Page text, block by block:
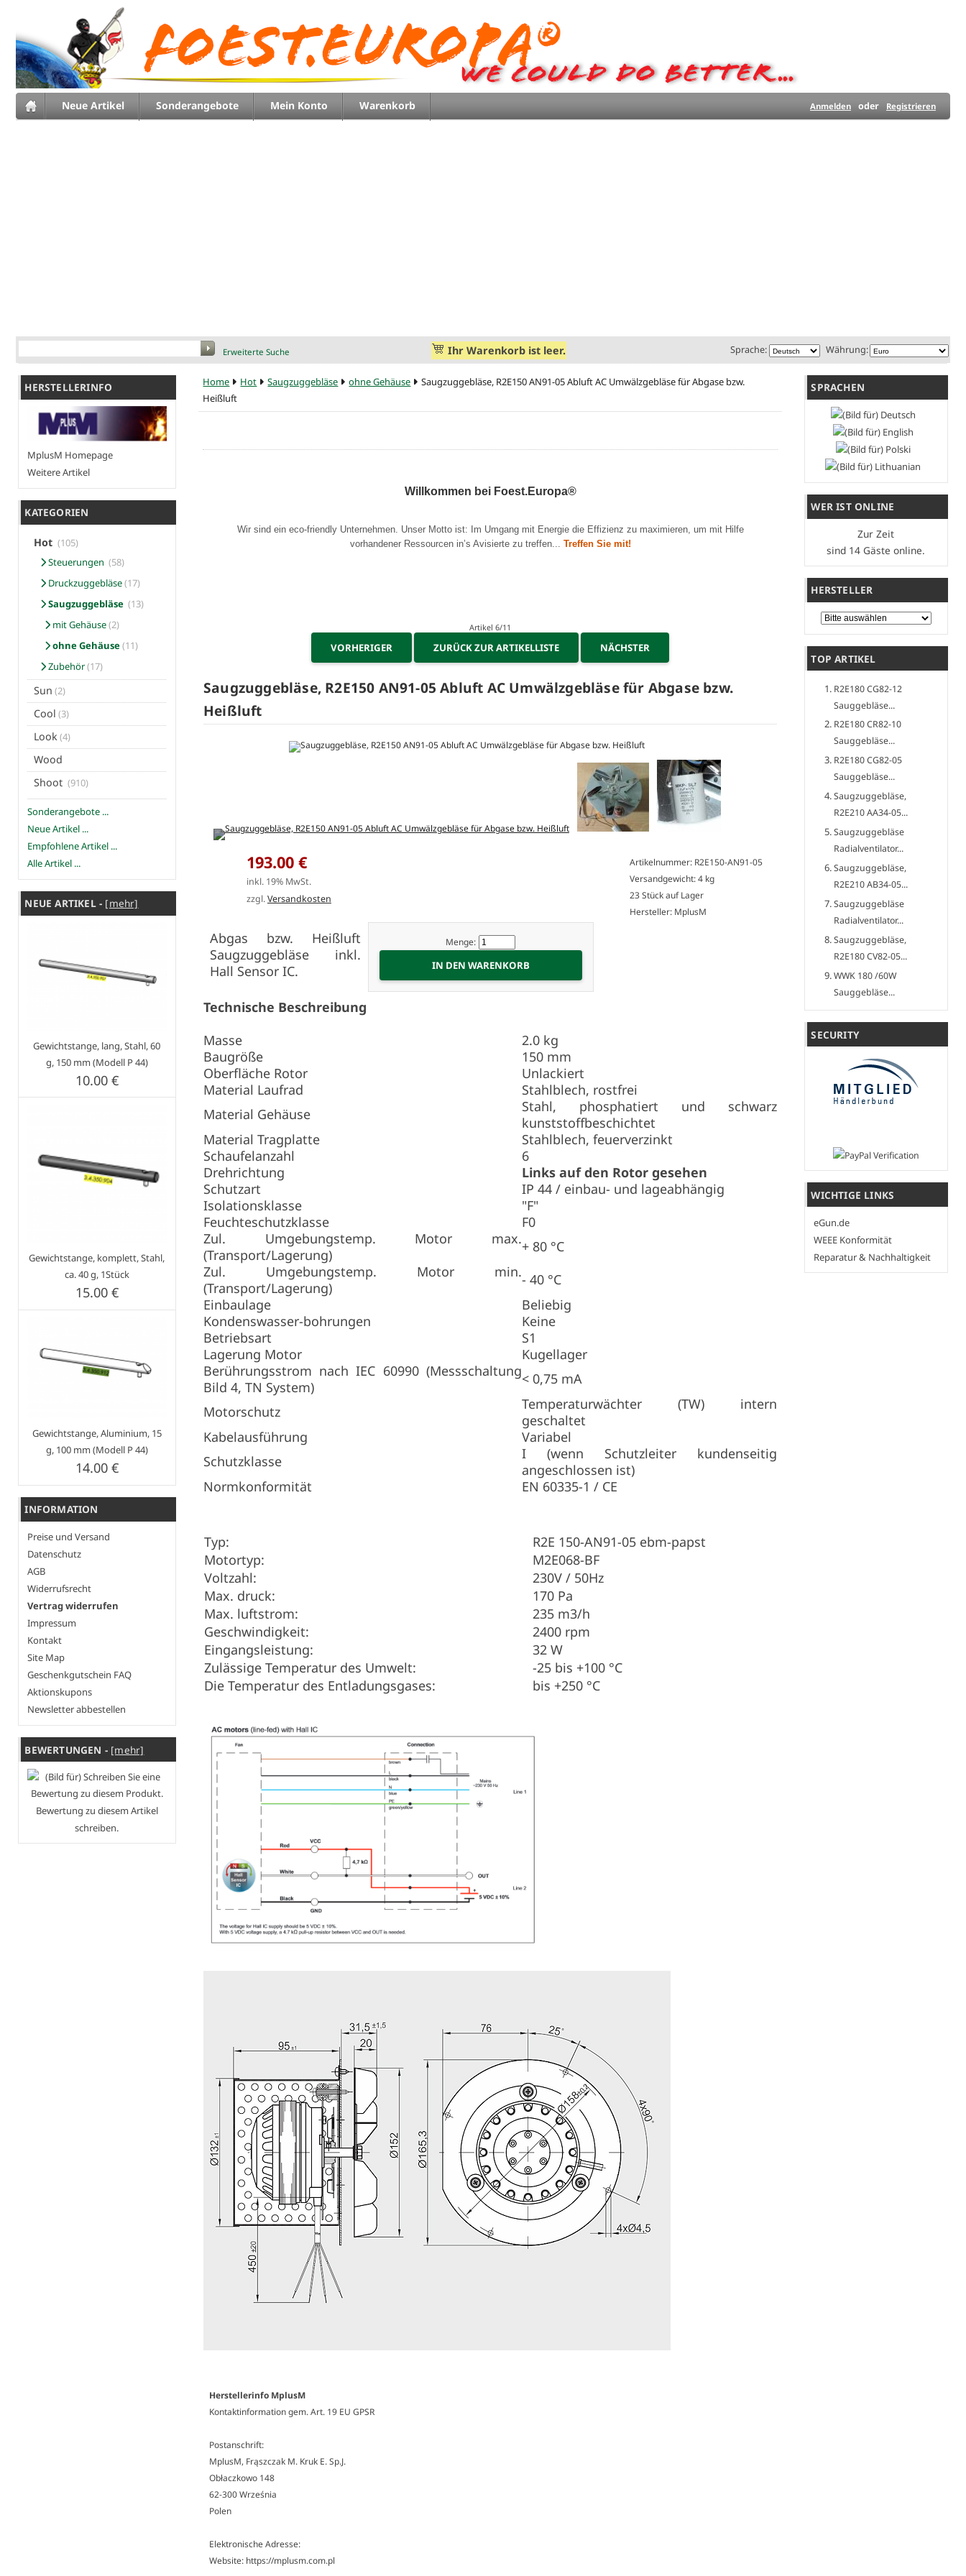
Neue Artikel Sonderangebote Mein Konto Warenkorb Anmelden oder Registrieren
Erweiterte Suche Ihr Warenkorb ist leer. Währung:
Sprache:
HERSTELLERINFO
MplusM Homepage
Weitere Artikel
KATEGORIEN
Hot (105)
Steuerungen (58)
Druckzuggebläse(17)
Saugzuggebläse (13)
mit Gehäuse(2)
ohne Gehäuse(11)
Zubehör(17)
Sun (2)
Cool (3)
Look(4)
Wood
Shoot (910)
Sonderangebote ...
Neue Artikel ...
Empfohlene Artikel ...
Alle Artikel ...
NEUE ARTIKEL - [mehr]
Gewichtstange, lang, Stahl, 60
g, 150 mm (Modell P 44)
10.00 €
Gewichtstange, komplett, Stahl,
ca. 40 g, 1Stück
15.00 €
Gewichtstange, Aluminium, 15
g, 100 mm (Modell P 44)
14.00 €
INFORMATION
Preise und Versand
Datenschutz
AGB
Widerrufsrecht
Vertrag widerrufen
Impressum
Kontakt
Site Map
Geschenkgutschein FAQ
Aktionskupons
Newsletter abbestellen
BEWERTUNGEN - [mehr]
Bewertung zu diesem Artikel
schreiben.
Home Hot Saugzuggebläse ohne Gehäuse Saugzuggebläse, R2E150 AN91-05 Abluft AC Umwälzgebläse für Abgase bzw.
Heißluft
Willkommen bei Foest.Europa®
Wir sind ein eco-friendly Unternehmen. Unser Motto ist: Im Umgang mit Energie die Effizienz zu maximieren, um mit Hilfe
vorhandener Ressourcen in’s Avisierte zu treffen... Treffen Sie mit!
Artikel 6/11
VORHERIGER ZURÜCK ZUR ARTIKELLISTE NÄCHSTER
Saugzuggebläse, R2E150 AN91-05 Abluft AC Umwälzgebläse für Abgase bzw.
Heißluft
Artikelnummer: R2E150-AN91-05
Versandgewicht: 4 kg
23 Stück auf Lager
Hersteller: MplusM
193.00 €
inkl. 19% MwSt.
zzgl.Versandkosten
Menge:
Abgas bzw. Heißluft
Saugzuggebläse inkl.
Hall Sensor IC.
Technische Beschreibung
Masse
2.0 kg
Baugröße
150 mm
Oberfläche Rotor
Unlackiert
Material Laufrad
Stahlblech, rostfrei
Material Gehäuse
Stahl, phosphatiert und schwarz
kunststoffbeschichtet
Material Tragplatte
Stahlblech, feuerverzinkt
Schaufelanzahl
6
Drehrichtung
Links auf den Rotor gesehen
Schutzart
IP 44 / einbau- und lageabhängig
Isolationsklasse
"F"
Feuchteschutzklasse
F0
Zul. Umgebungstemp. Motor max.
(Transport/Lagerung)
+ 80 °C
Zul. Umgebungstemp. Motor min.
(Transport/Lagerung)
- 40 °C
Einbaulage
Beliebig
Kondenswasser-bohrungen
Keine
Betriebsart
S1
Lagerung Motor
Kugellager
Berührungsstrom nach IEC 60990 (Messschaltung
Bild 4, TN System)
< 0,75 mA
Motorschutz
Temperaturwächter (TW) intern
geschaltet
Kabelausführung
Variabel
Schutzklasse
I (wenn Schutzleiter kundenseitig
angeschlossen ist)
Normkonformität
EN 60335-1 / CE
Typ:
R2E 150-AN91-05 ebm-papst
Motortyp:
M2E068-BF
Voltzahl:
230V / 50Hz
Max. druck:
170 Pa
Max. luftstrom:
235 m3/h
Geschwindigkeit:
2400 rpm
Eingangsleistung:
32 W
Zulässige Temperatur des Umwelt:
-25 bis +100 °C
Die Temperatur des Entladungsgases:
bis +250 °C
Herstellerinfo MplusM
Kontaktinformation gem. Art. 19 EU GPSR
Postanschrift:
MplusM, Frąszczak M. Kruk E. Sp.J.
Obłaczkowo 148
62-300 Września
Polen
Elektronische Adresse:
Website: https://mplusm.com.pl
SPRACHEN
WER IST ONLINE
Zur Zeit
sind 14 Gäste online.
HERSTELLER
Bitte wählen Sie ...
TOP ARTIKEL
R2E180 CG82-12
Sauggebläse...
R2E180 CR82-10
Sauggebläse...
R2E180 CG82-05
Sauggebläse...
Saugzuggebläse,
R2E210 AA34-05...
Saugzuggebläse
Radialventilator...
Saugzuggebläse,
R2E210 AB34-05...
Saugzuggebläse
Radialventilator...
Saugzuggebläse,
R2E180 CV82-05...
WWK 180 /60W
Sauggebläse...
SECURITY
WICHTIGE LINKS
eGun.de
WEEE Konformität
Reparatur & Nachhaltigkeit